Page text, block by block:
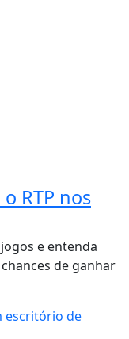
RTP nos
e entenda
de ganhar